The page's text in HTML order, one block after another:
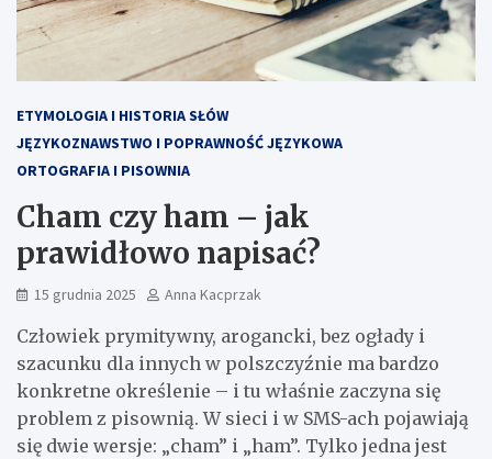
ETYMOLOGIA I HISTORIA SŁÓW
JĘZYKOZNAWSTWO I POPRAWNOŚĆ JĘZYKOWA
ORTOGRAFIA I PISOWNIA
Cham czy ham – jak
prawidłowo napisać?
15 grudnia 2025 Anna Kacprzak
Człowiek prymitywny, arogancki, bez ogłady i
szacunku dla innych w polszczyźnie ma bardzo
konkretne określenie – i tu właśnie zaczyna się
problem z pisownią. W sieci i w SMS-ach pojawiają
się dwie wersje: „cham” i „ham”. Tylko jedna jest